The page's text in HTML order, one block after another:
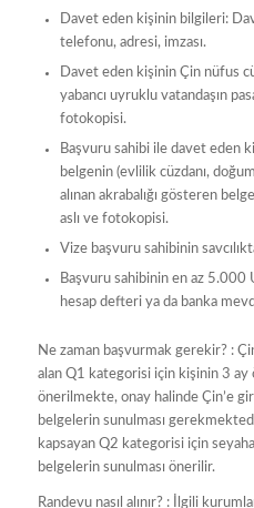
Davet eden kişinin bilgileri:
telefonu, adresi, imzası.
Davet eden kişinin Çin nüfus
yabancı uyruklu vatandaşın
fotokopisi.
Başvuru sahibi ile davet eden
belgenin (evlilik cüzdanı,
alınan akrabalığı gösteren
aslı ve fotokopisi.
Vize başvuru sahibinin
Başvuru sahibinin en az 5.000
hesap defteri ya da banka
Ne zaman başvurmak gerekir? :
alan Q1 kategorisi için kişinin 3 ay
önerilmekte, onay halinde Çin’e
belgelerin sunulması
kapsayan Q2 kategorisi için
belgelerin sunulması önerilir.
Randevu nasıl alınır? : İlgili